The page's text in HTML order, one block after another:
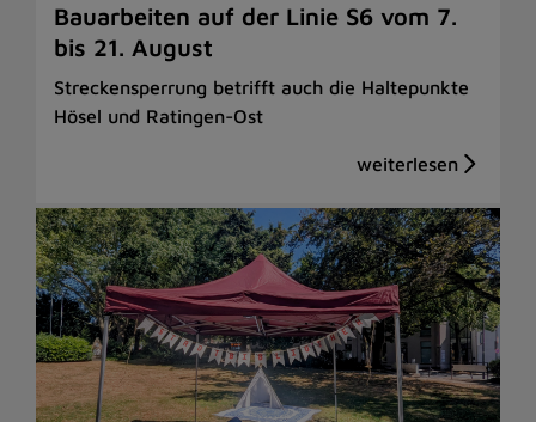
Bauarbeiten auf der Linie S6 vom 7.
bis 21. August
Streckensperrung betrifft auch die Haltepunkte
Hösel und Ratingen-Ost